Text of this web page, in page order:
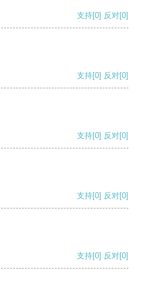
支持[0] 反对[0]
支持[0] 反对[0]
支持[0] 反对[0]
支持[0] 反对[0]
支持[0] 反对[0]